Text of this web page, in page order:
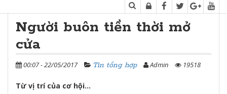
Người buôn tiền thời mở
cửa
00:07 - 22/05/2017 Tin tổng hợp Admin 19518
Từ vị trí của cơ hội…